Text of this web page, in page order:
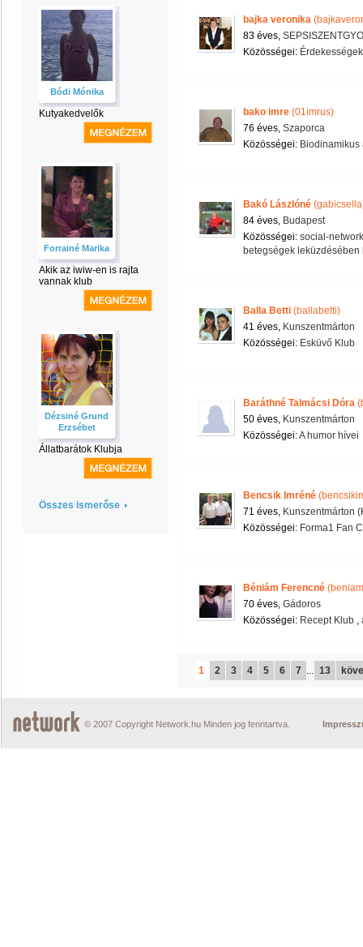
Bódi Mónika
Kutyakedvelők
Forrainé Marika
Akik az iwiw-en is rajta
vannak klub
Dézsiné Grund
Erzsébet
Állatbarátok Klubja
Összes ismerőse
bajka veronika
83 éves,
Közösségei:
bako imre (01imrus)
76 éves, Szaporca
Közösségei:
Bakó Lászlóné
84 éves, Budapest
Közösségei: social-
betegségek leküzdésében
Balla Betti (ballabetti)
41 éves, Kunszentmárton
Közösségei: Esküvő Klub
Baráthné Talmácsi Dóra
50 éves, Kunszentmárton
Közösségei:A humor hívei
Bencsik Imréné
71 éves, Kunszentmárton
Közösségei: Forma1 Fan
Béniám Ferencné
70 éves, Gádoros
Közösségei: Recept Klub ,
1 2 3 4 5 6 7 ... 13
© 2007 Copyright Network.hu Minden jog fenntartva.